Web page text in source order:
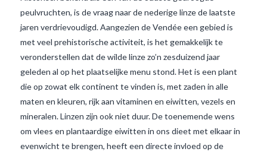
peulvruchten, is de vraag naar de nederige linze de laatste
jaren verdrievoudigd. Aangezien de Vendée een gebied is
met veel prehistorische activiteit, is het gemakkelijk te
veronderstellen dat de wilde linze zo’n zesduizend jaar
geleden al op het plaatselijke menu stond. Het is een plant
die op zowat elk continent te vinden is, met zaden in alle
maten en kleuren, rijk aan vitaminen en eiwitten, vezels en
mineralen. Linzen zijn ook niet duur. De toenemende wens
om vlees en plantaardige eiwitten in ons dieet met elkaar in
evenwicht te brengen, heeft een directe invloed op de